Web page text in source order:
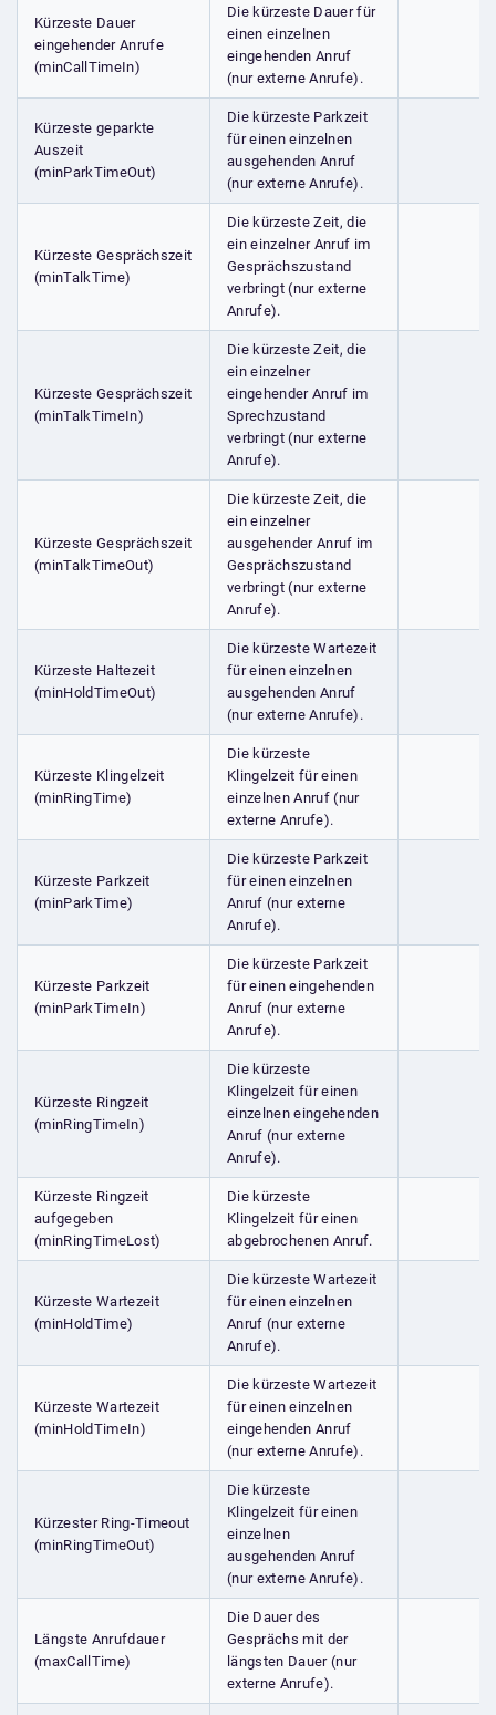
Kürzeste Dauer
eingehender Anrufe
(minCallTimeIn)
Die kürzeste Dauer für
einen einzelnen
eingehenden Anruf
(nur externe Anrufe).
Kürzeste geparkte
Auszeit
(minParkTimeOut)
Die kürzeste Parkzeit
für einen einzelnen
ausgehenden Anruf
(nur externe Anrufe).
Kürzeste Gesprächszeit
(minTalkTime)
Die kürzeste Zeit, die
ein einzelner Anruf im
Gesprächszustand
verbringt (nur externe
Anrufe).
Kürzeste Gesprächszeit
(minTalkTimeIn)
Die kürzeste Zeit, die
ein einzelner
eingehender Anruf im
Sprechzustand
verbringt (nur externe
Anrufe).
Kürzeste Gesprächszeit
(minTalkTimeOut)
Die kürzeste Zeit, die
ein einzelner
ausgehender Anruf im
Gesprächszustand
verbringt (nur externe
Anrufe).
Kürzeste Haltezeit
(minHoldTimeOut)
Die kürzeste Wartezeit
für einen einzelnen
ausgehenden Anruf
(nur externe Anrufe).
Kürzeste Klingelzeit
(minRingTime)
Die kürzeste
Klingelzeit für einen
einzelnen Anruf (nur
externe Anrufe).
Kürzeste Parkzeit
(minParkTime)
Die kürzeste Parkzeit
für einen einzelnen
Anruf (nur externe
Anrufe).
Kürzeste Parkzeit
(minParkTimeIn)
Die kürzeste Parkzeit
für einen eingehenden
Anruf (nur externe
Anrufe).
Kürzeste Ringzeit
(minRingTimeIn)
Die kürzeste
Klingelzeit für einen
einzelnen eingehenden
Anruf (nur externe
Anrufe).
Kürzeste Ringzeit
aufgegeben
(minRingTimeLost)
Die kürzeste
Klingelzeit für einen
abgebrochenen Anruf.
Kürzeste Wartezeit
(minHoldTime)
Die kürzeste Wartezeit
für einen einzelnen
Anruf (nur externe
Anrufe).
Kürzeste Wartezeit
(minHoldTimeIn)
Die kürzeste Wartezeit
für einen einzelnen
eingehenden Anruf
(nur externe Anrufe).
Kürzester Ring-Timeout
(minRingTimeOut)
Die kürzeste
Klingelzeit für einen
einzelnen
ausgehenden Anruf
(nur externe Anrufe).
Längste Anrufdauer
(maxCallTime)
Die Dauer des
Gesprächs mit der
längsten Dauer (nur
externe Anrufe).